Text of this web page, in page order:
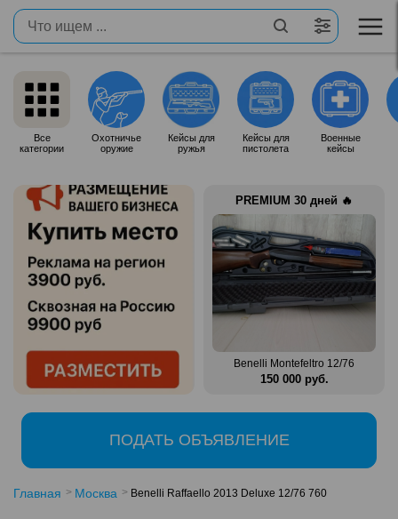
Все
категории
Охотничье
оружие
Кейсы для
ружья
Кейсы для
пистолета
Военные
кейсы
PREMIUM 30 дней 🔥
Продам итальянское ружье
Silma M70
80 000 руб.
Benelli Montefeltro 12/76
150 000 руб.
ПОДАТЬ ОБЪЯВЛЕНИЕ
Главная Москва Benelli Raffaello 2013 Deluxe 12/76 760